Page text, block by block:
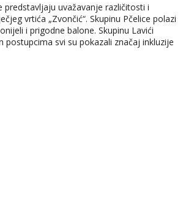
uvažavanje različitosti i
vrtića „Zvončić“. Skupinu Pčelice polazi
i prigodne balone. Skupinu Lavići
svi su pokazali značaj inkluzije